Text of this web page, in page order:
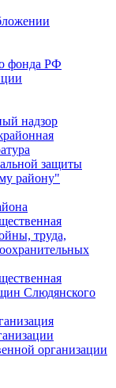
фонда РФ
надзор
защиты
району"
труда,
Слюдянского
организации